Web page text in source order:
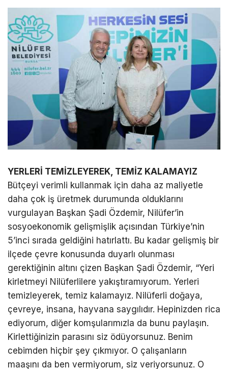
YERLERİ TEMİZLEYEREK, TEMİZ KALAMAYIZ
Bütçeyi verimli kullanmak için daha az maliyetle
daha çok iş üretmek durumunda olduklarını
vurgulayan Başkan Şadi Özdemir, Nilüfer’in
sosyoekonomik gelişmişlik açısından Türkiye’nin
5’inci sırada geldiğini hatırlattı. Bu kadar gelişmiş bir
ilçede çevre konusunda duyarlı olunması
gerektiğinin altını çizen Başkan Şadi Özdemir, “Yeri
kirletmeyi Nilüferlilere yakıştıramıyorum. Yerleri
temizleyerek, temiz kalamayız. Nilüferli doğaya,
çevreye, insana, hayvana saygılıdır. Hepinizden rica
ediyorum, diğer komşularımızla da bunu paylaşın.
Kirlettiğinizin parasını siz ödüyorsunuz. Benim
cebimden hiçbir şey çıkmıyor. O çalışanların
maaşını da ben vermiyorum, siz veriyorsunuz. O